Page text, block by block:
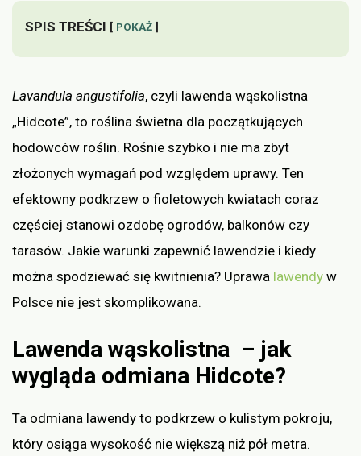
SPIS TREŚCI POKAŻ
Lavandula angustifolia, czyli lawenda wąskolistna
„Hidcote”, to roślina świetna dla początkujących
hodowców roślin. Rośnie szybko i nie ma zbyt
złożonych wymagań pod względem uprawy. Ten
efektowny podkrzew o fioletowych kwiatach coraz
częściej stanowi ozdobę ogrodów, balkonów czy
tarasów. Jakie warunki zapewnić lawendzie i kiedy
można spodziewać się kwitnienia? Uprawa lawendy w
Polsce nie jest skomplikowana.
Lawenda wąskolistna – jak
wygląda odmiana Hidcote?
Ta odmiana lawendy to podkrzew o kulistym pokroju,
który osiąga wysokość nie większą niż pół metra.